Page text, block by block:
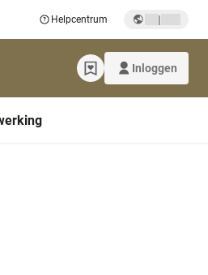
Helpcentrum |
Inloggen